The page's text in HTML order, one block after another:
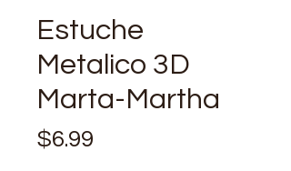
Estuche
Metalico 3D
Marta-Martha
$6.99